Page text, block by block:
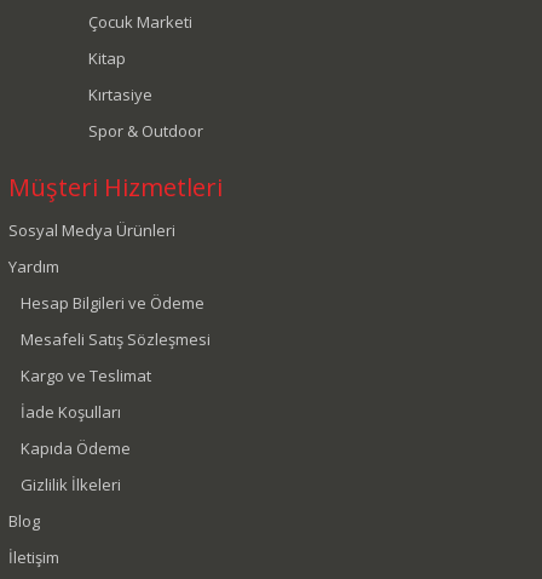
Çocuk Marketi
Kitap
Kırtasiye
Spor & Outdoor
Müşteri Hizmetleri
Sosyal Medya Ürünleri
Yardım
Hesap Bilgileri ve Ödeme
Mesafeli Satış Sözleşmesi
Kargo ve Teslimat
İade Koşulları
Kapıda Ödeme
Gizlilik İlkeleri
Blog
İletişim